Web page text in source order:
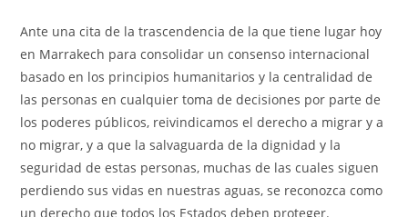
Ante una cita de la trascendencia de la que tiene lugar hoy
en Marrakech para consolidar un consenso internacional
basado en los principios humanitarios y la centralidad de
las personas en cualquier toma de decisiones por parte de
los poderes públicos, reivindicamos el derecho a migrar y a
no migrar, y a que la salvaguarda de la dignidad y la
seguridad de estas personas, muchas de las cuales siguen
perdiendo sus vidas en nuestras aguas, se reconozca como
un derecho que todos los Estados deben proteger.